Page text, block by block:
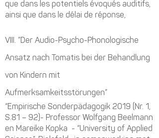
que dans les potentiels évoqués auditifs,
ainsi que dans le délai de réponse,
VIII. ”Der Audio-Psycho-Phonologische
Ansatz nach Tomatis bei der Behandlung
von Kindern mit
Aufmerksamkeitsstörungen”
“Empirische Sonderpädagogik 2019 (Nr. 1,
S.81 – 92)- Professor Wolfgang Beelmann
en Mareike Kopka - “University of Applied